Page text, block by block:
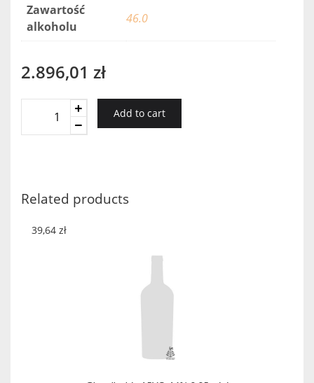
Zawartość
alkoholu
46.0
2.896,01 zł
Springbank
Add to cart
Related products
39,64 zł